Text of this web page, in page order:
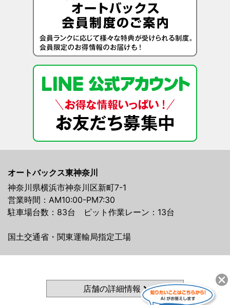
オートバックス東神奈川
神奈川県横浜市神奈川区新町7-1
営業時間：AM10:00-PM7:30
駐車場台数：83台 ピット作業レーン：13台
国土交通省・関東運輸局指定工場
店舗の詳細情報